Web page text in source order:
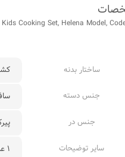
Cooking Set, Helena Model,
ساختار بدنه
جنس دسته
جنس در
سایر توضیحات
۱ عدد درب پیرکس سایز ۱۴ سانتی متر۳ پارچه کودک هلنا شامل :